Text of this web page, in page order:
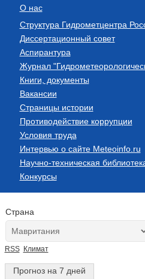
О нас
Структура Гидрометцентра
Диссертационный совет
Аспирантура
Журнал
Книги, документы
Вакансии
Страницы истории
Противодействие коррупции
Условия труда
Интервью о сайте Meteoinfo.ru
Научно-техническая
Конкурсы
Страна
RSS Климат
Прогноз на 7 дней